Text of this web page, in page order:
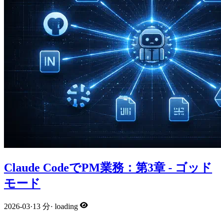
Claude CodeでPM業務：第3章 - ゴッド
モード
2026-03·13 分· loading